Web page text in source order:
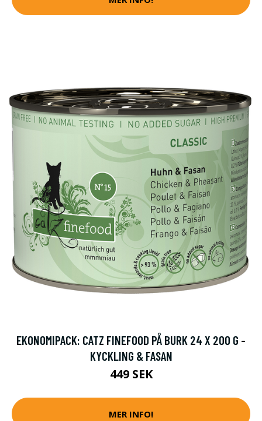
EKONOMIPACK: CATZ FINEFOOD PÅ BURK 24 X 200 G -
KYCKLING & FASAN
449 SEK
MER INFO!